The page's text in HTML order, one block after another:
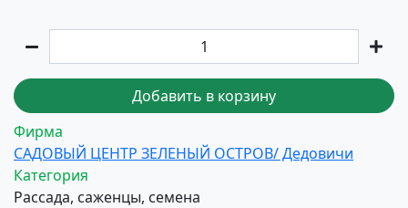
Добавить в корзину
Фирма
САДОВЫЙ ЦЕНТР ЗЕЛЕНЫЙ ОСТРОВ/ Дедовичи
Категория
Рассада, саженцы, семена